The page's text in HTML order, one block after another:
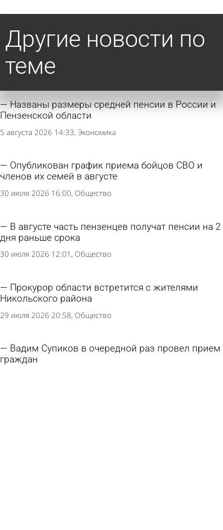
Другие новости по
теме
Названы размеры средней пенсии в России и
Пензенской области
5 августа 2026 14:33 Экономика
Опубликован график приема бойцов СВО и
членов их семей в августе
30 июля 2026 16:00 Общество
В августе часть пензенцев получат пенсии на 2
дня раньше срока
30 июля 2026 12:01 Общество
Прокурор области встретится с жителями
Никольского района
29 июля 2026 20:58 Общество
Вадим Супиков в очередной раз провел прием
граждан